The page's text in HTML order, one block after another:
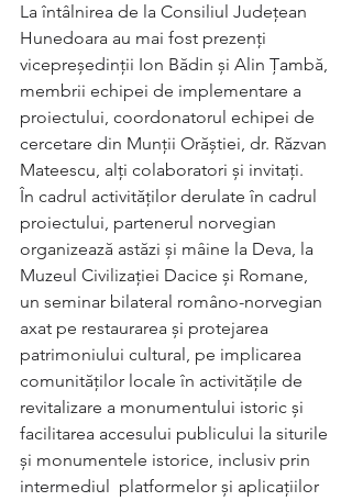
La întâlnirea de la Consiliul Județean
Hunedoara au mai fost prezenți
vicepreședinții Ion Bădin și Alin Țambă,
membrii echipei de implementare a
proiectului, coordonatorul echipei de
cercetare din Munții Orăștiei, dr. Răzvan
Mateescu, alți colaboratori și invitați.
În cadrul activităților derulate în cadrul
proiectului, partenerul norvegian
organizează astăzi și mâine la Deva, la
Muzeul Civilizației Dacice și Romane,
un seminar bilateral româno-norvegian
axat pe restaurarea și protejarea
patrimoniului cultural, pe implicarea
comunităților locale în activitățile de
revitalizare a monumentului istoric și
facilitarea accesului publicului la siturile
și monumentele istorice, inclusiv prin
intermediul  platformelor și aplicațiilor